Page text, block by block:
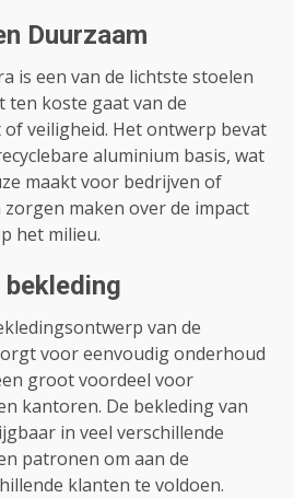
Duurzaam
is een van de lichtste stoelen
ten koste gaat van de
veiligheid. Het ontwerp bevat
aluminium basis, wat
maakt voor bedrijven of
maken over de impact
het milieu.
van de
voor eenvoudig onderhoud
groot voordeel voor
kantoren. De bekleding van
in veel verschillende
patronen om aan de
klanten te voldoen.